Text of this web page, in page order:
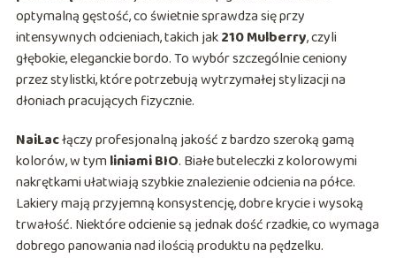
optymalną gęstość, co świetnie sprawdza się przy
intensywnych odcieniach, takich jak210 Mulberry, czyli
głębokie, eleganckie bordo. To wybór szczególnie ceniony
przez stylistki, które potrzebują wytrzymałej stylizacji na
dłoniach pracujących fizycznie.
NaiLacłączy profesjonalną jakość z bardzo szeroką gamą
kolorów, w tymliniami BIO. Białe buteleczki z kolorowymi
nakrętkami ułatwiają szybkie znalezienie odcienia na półce.
Lakiery mają przyjemną konsystencję, dobre krycie i wysoką
trwałość. Niektóre odcienie są jednak dość rzadkie, co wymaga
dobrego panowania nad ilością produktu na pędzelku.